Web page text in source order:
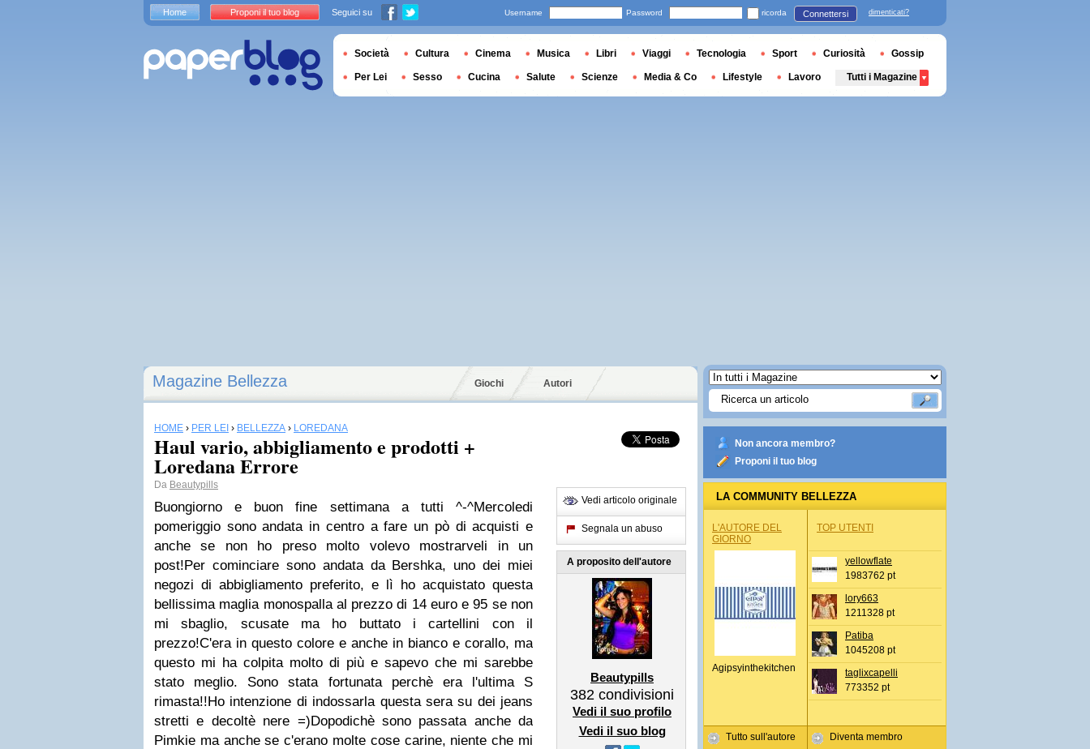
Magazine Bellezza Giochi Autori
HOME › PER LEI › BELLEZZA › LOREDANA
Haul vario, abbigliamento e prodotti +
Loredana Errore
Da Beautypills
Buongiorno e buon fine settimana a tutti ^-^Mercoledi
pomeriggio sono andata in centro a fare un pò di acquisti e
anche se non ho preso molto volevo mostrarveli in un
post!Per cominciare sono andata da Bershka, uno dei miei
negozi di abbigliamento preferito, e lì ho acquistato questa
bellissima maglia monospalla al prezzo di 14 euro e 95 se non
mi sbaglio, scusate ma ho buttato i cartellini con il
prezzo!C'era in questo colore e anche in bianco e corallo, ma
questo mi ha colpita molto di più e sapevo che mi sarebbe
stato meglio. Sono stata fortunata perchè era l'ultima S
rimasta!!Ho intenzione di indossarla questa sera su dei jeans
stretti e decoltè nere =)Dopodichè sono passata anche da
Pimkie ma anche se c'erano molte cose carine, niente che mi
Vedi articolo originale
Segnala un abuso
A proposito dell'autore
Beautypills
382 condivisioni
Vedi il suo profilo
Vedi il suo blog
Non ancora membro?
Proponi il tuo blog
LA COMMUNITY BELLEZZA
L'AUTORE DEL
GIORNO
Agipsyinthekitchen
Tutto sull'autore
TOP UTENTI
yellowflate
1983762 pt
lory663
1211328 pt
Patiba
1045208 pt
taglixcapelli
773352 pt
Diventa membro
Home Proponi il tuo blog Seguici su Username Password ricorda Connettersi dimenticati?
Società Cultura Cinema Musica Libri Viaggi Tecnologia Sport Curiosità Gossip
Per Lei Sesso Cucina Salute Scienze Media & Co Lifestyle Lavoro Tutti i Magazine